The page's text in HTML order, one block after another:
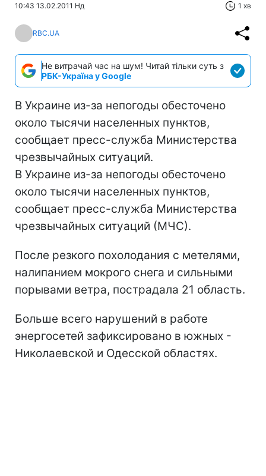
10:43 13.02.2011 Нд 1 хв
RBC.UA
Не витрачай час на шум! Читай тільки суть з
РБК-Україна у Google
В Украине из-за непогоды обесточено
около тысячи населенных пунктов,
сообщает пресс-служба Министерства
чрезвычайных ситуаций.
В Украине из-за непогоды обесточено
около тысячи населенных пунктов,
сообщает пресс-служба Министерства
чрезвычайных ситуаций (МЧС).
После резкого похолодания с метелями,
налипанием мокрого снега и сильными
порывами ветра, пострадала 21 область.
Больше всего нарушений в работе
энергосетей зафиксировано в южных -
Николаевской и Одесской областях.